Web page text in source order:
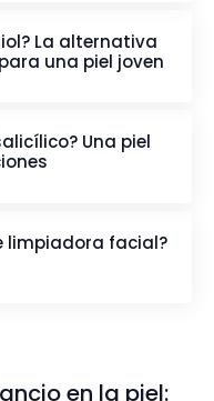
La alternativa
una piel joven
Una piel
limpiadora facial?
en la piel: